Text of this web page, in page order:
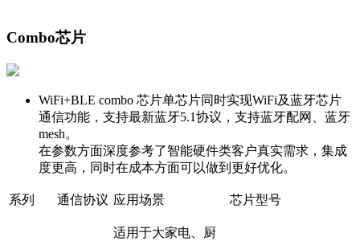
Combo芯片
WiFi+BLE combo 芯片单芯片同时实现WiFi及蓝牙芯片
通信功能，支持最新蓝牙5.1协议，支持蓝牙配网、蓝牙
mesh。
在参数方面深度参考了智能硬件类客户真实需求，集成
度更高，同时在成本方面可以做到更好优化。
系列 通信协议 应用场景 芯片型号
适用于大家电、厨